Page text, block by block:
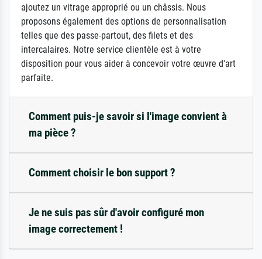
ajoutez un vitrage approprié ou un châssis. Nous
proposons également des options de personnalisation
telles que des passe-partout, des filets et des
intercalaires. Notre service clientèle est à votre
disposition pour vous aider à concevoir votre œuvre d'art
parfaite.
Comment puis-je savoir si l'image convient à
ma pièce ?
Comment choisir le bon support ?
Je ne suis pas sûr d'avoir configuré mon
image correctement !